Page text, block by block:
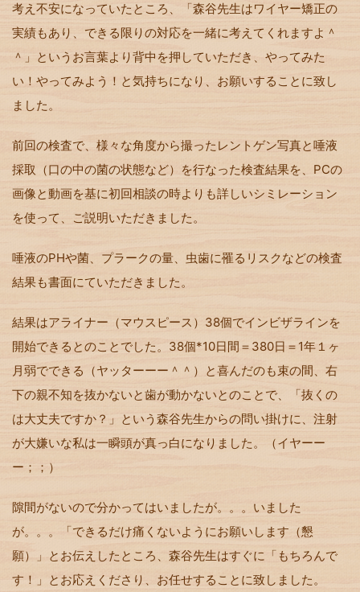
考え不安になっていたところ、「森谷先生はワイヤー矯正の
実績もあり、できる限りの対応を一緒に考えてくれますよ＾
＾」というお言葉より背中を押していただき、やってみた
い！やってみよう！と気持ちになり、お願いすることに致し
ました。
前回の検査で、様々な角度から撮ったレントゲン写真と唾液
採取（口の中の菌の状態など）を行なった検査結果を、PCの
画像と動画を基に初回相談の時よりも詳しいシミレーション
を使って、ご説明いただきました。
唾液のPHや菌、プラークの量、虫歯に罹るリスクなどの検査
結果も書面にていただきました。
結果はアライナー（マウスピース）38個でインビザラインを
開始できるとのことでした。38個*10日間＝380日＝1年１ヶ
月弱でできる（ヤッターーー＾＾）と喜んだのも束の間、右
下の親不知を抜かないと歯が動かないとのことで、「抜くの
は大丈夫ですか？」という森谷先生からの問い掛けに、注射
が大嫌いな私は一瞬頭が真っ白になりました。（イヤーー
ー；；）
隙間がないので分かってはいましたが。。。いました
が。。。「できるだけ痛くないようにお願いします（懇
願）」とお伝えしたところ、森谷先生はすぐに「もちろんで
す！」とお応えくださり、お任せすることに致しました。